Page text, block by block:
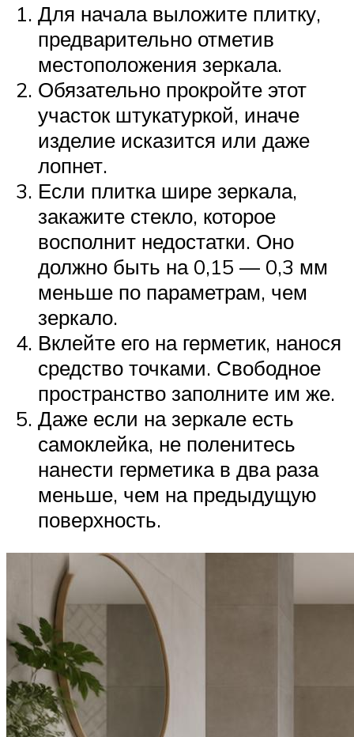
Для начала выложите плитку,
предварительно отметив
местоположения зеркала.
Обязательно прокройте этот
участок штукатуркой, иначе
изделие исказится или даже
лопнет.
Если плитка шире зеркала,
закажите стекло, которое
восполнит недостатки. Оно
должно быть на 0,15 — 0,3 мм
меньше по параметрам, чем
зеркало.
Вклейте его на герметик, нанося
средство точками. Свободное
пространство заполните им же.
Даже если на зеркале есть
самоклейка, не поленитесь
нанести герметика в два раза
меньше, чем на предыдущую
поверхность.